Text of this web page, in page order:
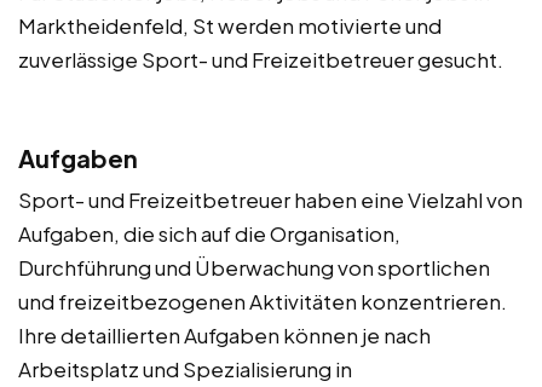
Marktheidenfeld, St werden motivierte und
zuverlässige Sport- und Freizeitbetreuer gesucht.
Aufgaben
Sport- und Freizeitbetreuer haben eine Vielzahl von
Aufgaben, die sich auf die Organisation,
Durchführung und Überwachung von sportlichen
und freizeitbezogenen Aktivitäten konzentrieren.
Ihre detaillierten Aufgaben können je nach
Arbeitsplatz und Spezialisierung in